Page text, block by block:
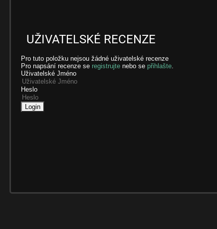
UŽIVATELSKÉ RECENZE
Pro tuto položku nejsou žádné uživatelské recenze
Pro napsání recenze se registrujte nebo se přihlašte.
Uživatelské Jméno
Heslo
Login